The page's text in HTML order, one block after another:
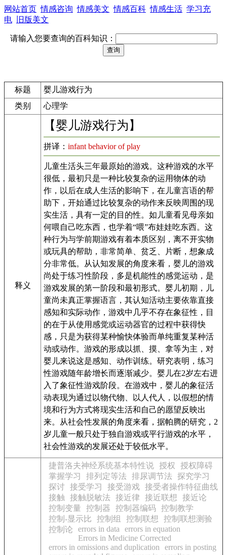
网站首页 情感咨询 情感美文 情感百科 情感生活 学习充
电
旧版美文
请输入您要查询的百科知识：
标题
婴儿游戏行为
类别
心理学
释义
【婴儿游戏行为】
拼译： infant behavior of play
儿童生活头三年最原始的游戏。这种游戏的水平
很低，最初只是一种比较复杂的运用物体的动
作，以后在成人生活的影响下，在儿童言语的帮
助下，开始通过比较复杂的动作来反映周围的现
实生活，具有一定的目的性。如儿童看见母亲如
何喂自己吃东西，也学着“喂”布娃娃吃东西。这
种行为与学前期游戏有着本质区别，离不开实物
或玩具的帮助，非常简单、贫乏、片断，想象成
分非常低。从认知发展的角度来看，婴儿的游戏
尚处于练习性阶段，多是机能性的感觉运动，是
游戏发展的第一阶段和最初形式。婴儿初期，儿
童尚未真正掌握语言，其认知活动主要依靠直接
感知和实际动作，游戏中几乎不存在象征性，目
的在于从使用感觉或运动器官的过程中获得快
感，只是为获得某种愉快体验而单纯重复某种活
动或动作。游戏的形成以抓、摸、拿等为主，对
婴儿来说这是感知、动作训练。研究表明，练习
性游戏随年龄增长而逐渐减少。婴儿在2岁左右进
入了象征性游戏阶段。在游戏中，婴儿的象征活
动表现为通过以物代物、以人代人，以假想的情
境和行为方式将现实生活和自己的愿望反映出
来。从社会性发展的角度来看，据帕腾的研究，2
岁儿童一般只处于独自游戏或平行游戏的水平，
社会性游戏的发展还处于较低水平。
捷普洛夫神经系统基本特性说 授权
授权障碍
掌握学习
排列定等法 排尿调节法 探究学习
探讨
接受学习 接受游戏
接受者操作特征曲线
接触
接触脱敏法 接近律 接近联想
接近论
控制变量
控制器 控制器编码
控制教学
控制-显示比
控制组 控制联想
控制联想测验
控制论
errors in data
errors in equation
Errors in Medicine Corrected
errors in omissions and duplication
errors in posting